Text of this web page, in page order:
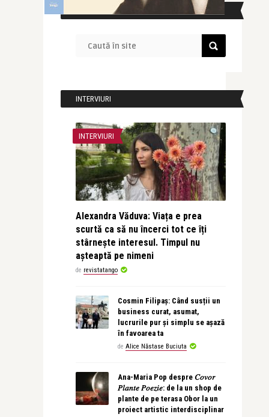
CAUTĂ ÎN SITE
INTERVIURI
INTERVIURI
Alexandra Văduva: Viața e prea
scurtă ca să nu încerci tot ce îți
stârnește interesul. Timpul nu
așteaptă pe nimeni
de revistatango
Cosmin Filipaș: Când susții un
business curat, asumat,
lucrurile pur și simplu se așază
în favoarea ta
de Alice Năstase Buciuta
Ana-Maria Pop despre 𝐶𝑜𝑣𝑜𝑟
𝑃𝑙𝑎𝑛𝑡𝑒 𝑃𝑜𝑒𝑧𝑖𝑒: de la un shop de
plante de pe terasa Obor la un
proiect artistic interdisciplinar